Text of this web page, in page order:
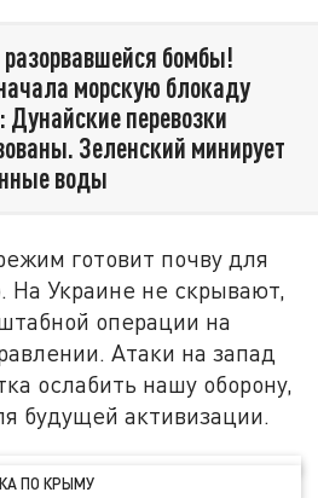
бомбы!
морскую блокаду
перевозки
Зеленский минирует
воды
готовит почву для
На Украине не скрывают,
операции на
Атаки на запад
ослабить нашу оборону,
будущей активизации.
ПО КРЫМУ